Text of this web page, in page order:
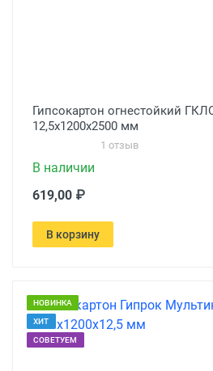
Гипсокартон огнестойкий
12,5х1200х2500 мм
1 отзыв
В наличии
619,00 ₽
В корзину
НОВИНКА
ХИТ
СОВЕТУЕМ